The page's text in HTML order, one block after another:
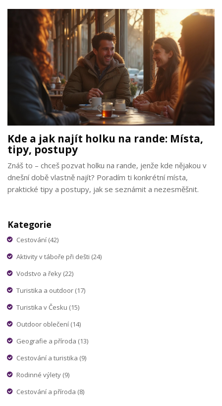
Kde a jak najít holku na rande: Místa,
tipy, postupy
Znáš to – chceš pozvat holku na rande, jenže kde nějakou v
dnešní době vlastně najít? Poradím ti konkrétní místa,
praktické tipy a postupy, jak se seznámit a nezesměšnit.
Kategorie
Cestování (42)
Aktivity v táboře při dešti (24)
Vodstvo a řeky (22)
Turistika a outdoor (17)
Turistika v Česku (15)
Outdoor oblečení (14)
Geografie a příroda (13)
Cestování a turistika (9)
Rodinné výlety (9)
Cestování a příroda (8)